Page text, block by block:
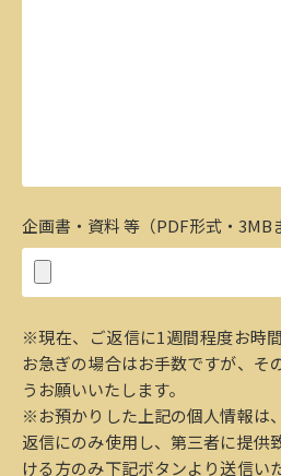
企画書・資料 等（PDF形式・3MB
※現在、ご返信に1週間程度お時
お急ぎの場合はお手数ですが、そ
うお願いいたします。
※お預かりした上記の個人情報は
返信にのみ使用し、第三者に提供
ける方のみ下記ボタンより送信い